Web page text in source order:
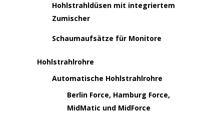
Hohlstrahldüsen mit integriertem
Zumischer
Schaumaufsätze für Monitore
Hohlstrahlrohre
Automatische Hohlstrahlrohre
Berlin Force, Hamburg Force,
MidMatic und MidForce